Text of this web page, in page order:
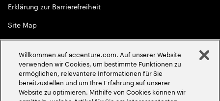
Erklärung zur Barrierefreiheit
Site Map
Globale Meritokratie
2026Accenture. Alle Rechte vorbehalten
Willkommen auf accenture.com. Auf unserer Website
verwenden wir Cookies, um bestimmte Funktionen zu
ermöglichen, relevantere Informationen für Sie
bereitzustellen und um Ihre Erfahrung auf unserer
Website zu optimieren. Mithilfe von Cookies können wir